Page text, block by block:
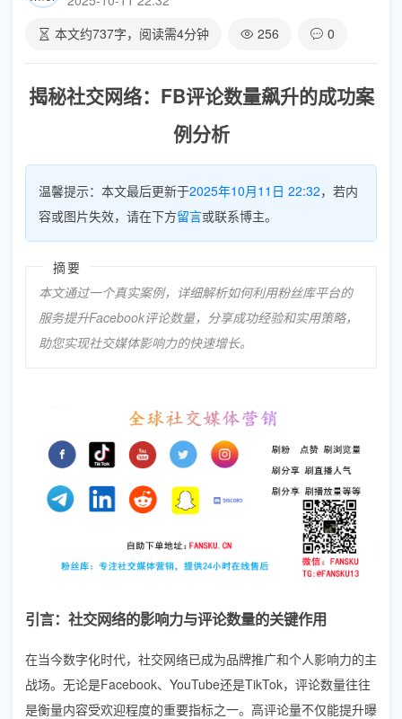
本文约737字，阅读需4分钟 256 0
揭秘社交网络：FB评论数量飙升的成功案
例分析
温馨提示：本文最后更新于2025年10月11日 22:32，若内
容或图片失效，请在下方留言或联系博主。
摘要
本文通过一个真实案例，详细解析如何利用粉丝库平台的
服务提升Facebook评论数量，分享成功经验和实用策略，
助您实现社交媒体影响力的快速增长。
引言：社交网络的影响力与评论数量的关键作用
在当今数字化时代，社交网络已成为品牌推广和个人影响力的主
战场。无论是Facebook、YouTube还是TikTok，评论数量往往
是衡量内容受欢迎程度的重要指标之一。高评论量不仅能提升曝